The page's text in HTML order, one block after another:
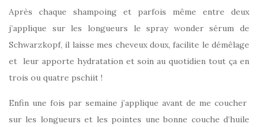
Après chaque shampoing et parfois même entre deux
j’applique sur les longueurs le spray wonder sérum de
Schwarzkopf, il laisse mes cheveux doux, facilite le démêlage
et leur apporte hydratation et soin au quotidien tout ça en
trois ou quatre pschiit !
Enfin une fois par semaine j’applique avant de me coucher
sur les longueurs et les pointes une bonne couche d’huile